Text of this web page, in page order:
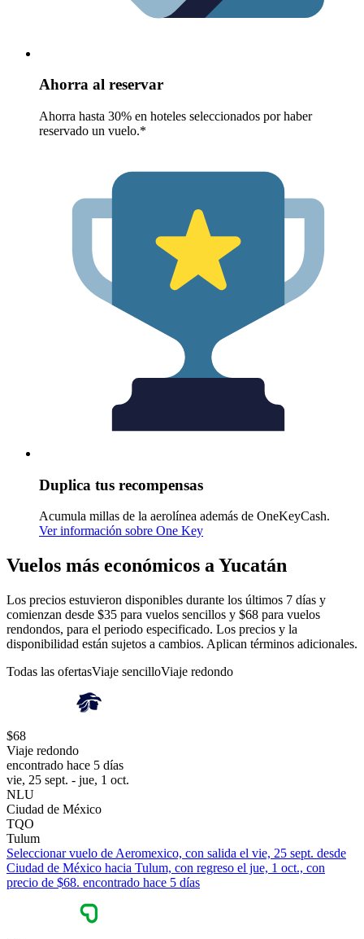
Ahorra al reservar
Ahorra hasta 30% en hoteles seleccionados por haber
reservado un vuelo.*
Duplica tus recompensas
Acumula millas de la aerolínea además de OneKeyCash.
Ver información sobre One Key
Vuelos más económicos a Yucatán
Los precios estuvieron disponibles durante los últimos 7 días y
comienzan desde $35 para vuelos sencillos y $68 para vuelos
rendondos, para el periodo especificado. Los precios y la
disponibilidad están sujetos a cambios. Aplican términos adicionales.
Todas las ofertasViaje sencilloViaje redondo
$68
Viaje redondo
encontrado hace 5 días
vie, 25 sept. - jue, 1 oct.
NLU
Ciudad de México
TQO
Tulum
Seleccionar vuelo de Aeromexico, con salida el vie, 25 sept. desde
Ciudad de México hacia Tulum, con regreso el jue, 1 oct., con
precio de $68. encontrado hace 5 días